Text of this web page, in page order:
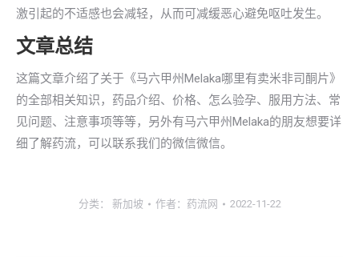
激引起的不适感也会减轻，从而可减缓恶心避免呕吐发生。
文章总结
这篇文章介绍了关于《马六甲州Melaka哪里有卖米非司酮片》
的全部相关知识，药品介绍、价格、怎么验孕、服用方法、常
见问题、注意事项等等，另外有马六甲州Melaka的朋友想要详
细了解药流，可以联系我们的微信微信。
分类： 新加坡 作者： 药流网 2022-11-22